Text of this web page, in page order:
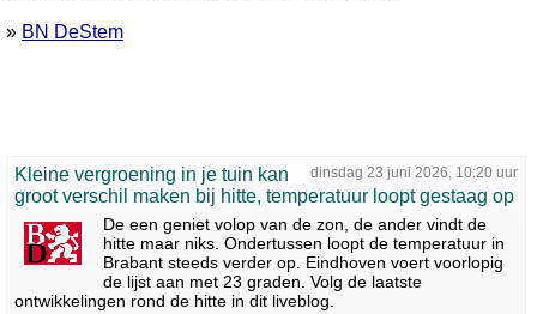
» BN DeStem
dinsdag 23 juni 2026, 10:20 uur
Kleine vergroening in je tuin kan
groot verschil maken bij hitte, temperatuur loopt gestaag op
De een geniet volop van de zon, de ander vindt de
hitte maar niks. Ondertussen loopt de temperatuur in
Brabant steeds verder op. Eindhoven voert voorlopig
de lijst aan met 23 graden. Volg de laatste
ontwikkelingen rond de hitte in dit liveblog.